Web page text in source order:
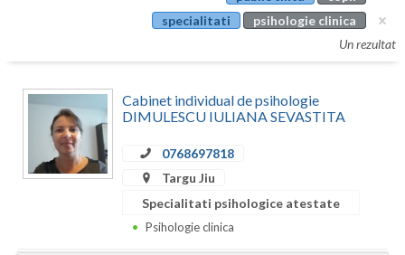
Calarasi
Constanta
specialitati
psihologie clinica
Un rezultat
Cabinet individual de psihologie
DIMULESCU IULIANA SEVASTITA
0768697818
Targu Jiu
Specialitati psihologice atestate
Psihologie clinica